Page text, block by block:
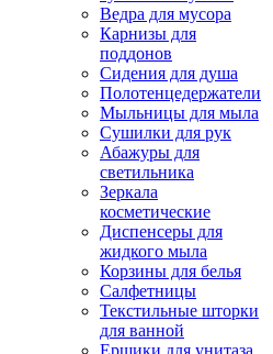
Ведра для мусора
Карнизы для
поддонов
Сидения для душа
Полотенцедержатели
Мыльницы для мыла
Сушилки для рук
Абажуры для
светильника
Зеркала
косметические
Диспенсеры для
жидкого мыла
Корзины для белья
Салфетницы
Текстильные шторки
для ванной
Ершики для унитаза